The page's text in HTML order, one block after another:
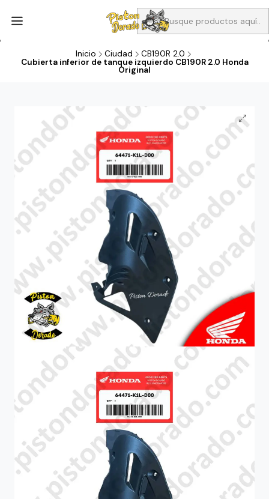
Aprovecha Compra 1 Aceites Full sintético o 1 Aceite semi
sintetico y el filtro de aire verde para la CB190R o CBF160M a 13
Inicio Ciudad
CB190R 2.0
Cubierta inferior de tanque izquierdo CB190R 2.0 Honda
Original